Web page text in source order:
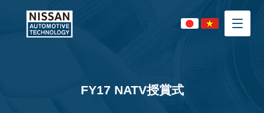
FY17 NATV授賞式